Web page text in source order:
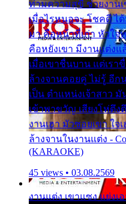
ท่ามความสุขี ช่วยงาน
เมื่อไรหนอจะ โชคดี ไ
มา คือหน้าที่เก่า หัวใจ
คือหยังเขา มีงานแต่งแ
เมื่อเขาชื่นบาน แต่เรา
ล้างจานคอยคู่ ไม่รู้ อีก
เป็น ตำแหน่งเจ้าสาว
เข้าพาขวัญ เสียงโห่ตึง
งานเฮา มัวซอยเขา ใ
ล้างจานในงานแต่ง -
(KARAOKE)
45 views • 03.08.2569
งานแต่ง เขาแซง แย่ง